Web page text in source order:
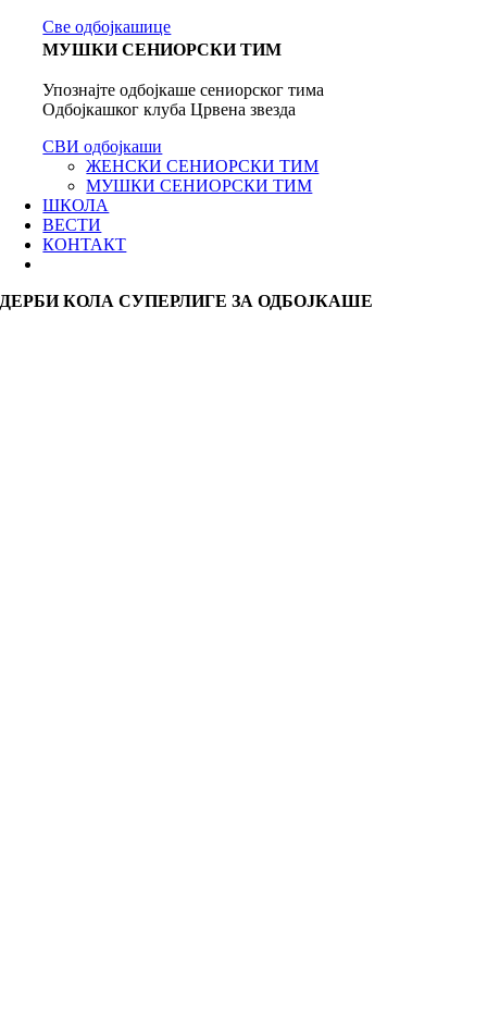
Све одбојкашице
МУШКИ СЕНИОРСКИ ТИМ
Упознајте одбојкаше сениорског тима
Одбојкашког клуба Црвена звезда
СВИ одбојкаши
ЖЕНСКИ СЕНИОРСКИ ТИМ
МУШКИ СЕНИОРСКИ ТИМ
ШКОЛА
ВЕСТИ
КОНТАКТ
ДЕРБИ КОЛА СУПЕРЛИГЕ ЗА ОДБОЈКАШЕ